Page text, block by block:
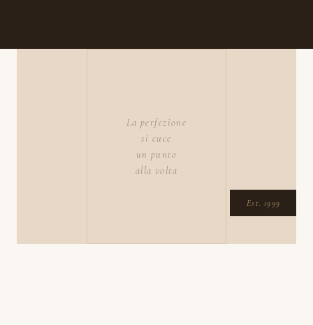
La perfezione
si cuce
un punto
alla volta
Est. 1999